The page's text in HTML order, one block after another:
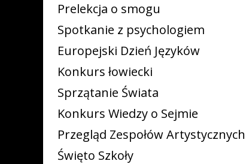
Prelekcja o smogu
Spotkanie z psychologiem
Europejski Dzień Języków
Konkurs łowiecki
Sprzątanie Świata
Konkurs Wiedzy o Sejmie
Przegląd Zespołów Artystycznych
Święto Szkoły